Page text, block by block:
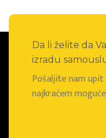
Da li želite da
izradu
Pošaljite nam
najkraćem